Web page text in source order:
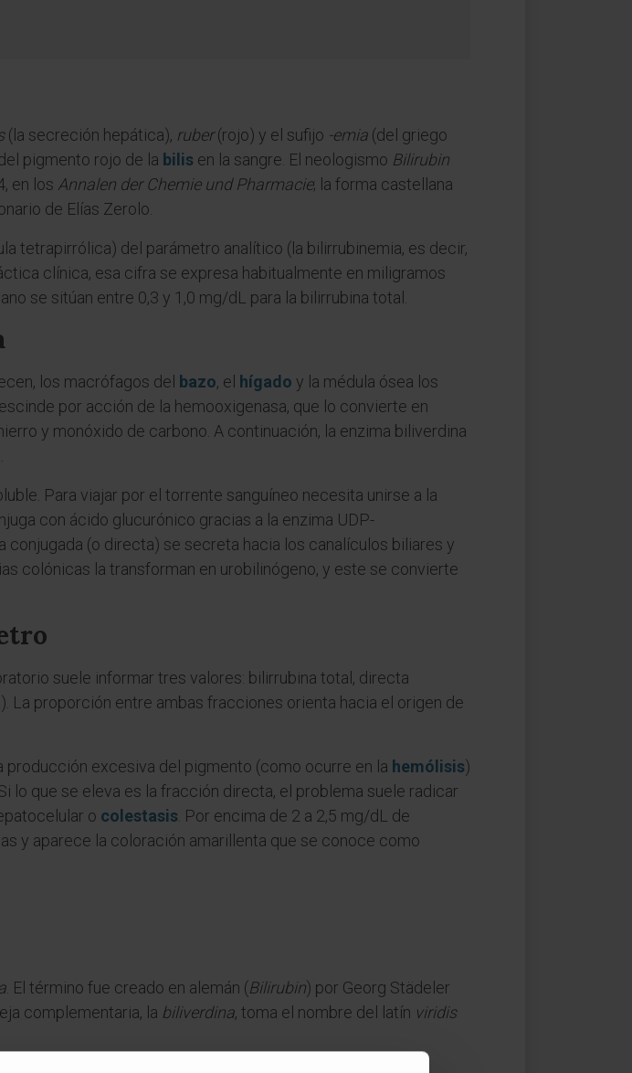
(la secreción hepática), ruber(rojo) y el sufijo -emia (del griego
pigmento rojo de la bilis en la sangre. El neologismo Bilirubin
en los Annalen der Chemie und Pharmacie; la forma castellana
de Elías Zerolo.
tetrapirrólica) del parámetro analítico (la bilirrubinemia, es decir,
clínica, esa cifra se expresa habitualmente en miligramos
se sitúan entre 0,3 y 1,0 mg/dL para la bilirrubina total.
los macrófagos del bazo, el hígado y la médula ósea los
por acción de la hemooxigenasa, que lo convierte en
y monóxido de carbono. A continuación, la enzima biliverdina
Para viajar por el torrente sanguíneo necesita unirse a la
con ácido glucurónico gracias a la enzima UDP-
(o directa) se secreta hacia los canalículos biliares y
colónicas la transforman en urobilinógeno, y este se convierte
suele informar tres valores: bilirrubina total, directa
La proporción entre ambas fracciones orienta hacia el origen de
excesiva del pigmento (como ocurre en la hemólisis)
lo que se eleva es la fracción directa, el problema suele radicar
o colestasis . Por encima de 2 a 2,5 mg/dL de
y aparece la coloración amarillenta que se conoce como
. El término fue creado en alemán (Bilirubin) por Georg Städeler
complementaria, la biliverdina, toma el nombre del latín viridis